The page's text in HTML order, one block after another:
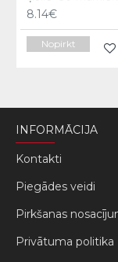
8.14€
Nopirkt
INFORMĀCIJA
Kontakti
Piegādes veidi
Pirkšanas
Privātuma politika